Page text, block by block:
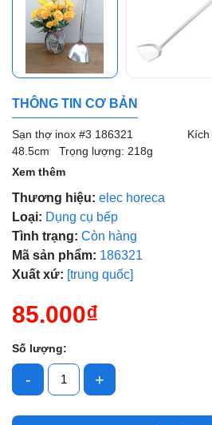
THÔNG TIN CƠ BẢN
Sạn thợ inox #3 186321 Kích
48.5cm Trọng lượng: 218g
Xem thêm
Thương hiệu: elec horeca
Loại: Dụng cụ bếp
Tình trạng: Còn hàng
Mã sản phẩm: 186321
Xuất xứ: [trung quốc]
85.000₫
Số lượng:
- +
Mã giảm giá:
Ngày hết hạn: